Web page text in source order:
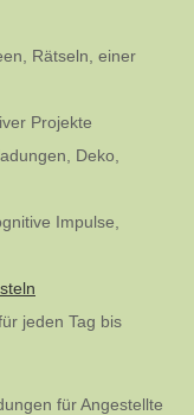
Rätseln, einer
Projekte
Deko,
Impulse,
jeden Tag bis
für Angestellte